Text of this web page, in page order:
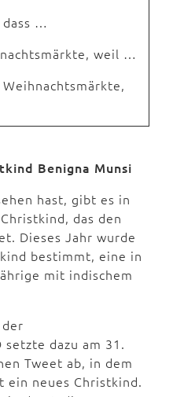
…
weil …
Benigna Munsi
hast, gibt es in
das den
Dieses Jahr wurde
bestimmt, eine in
mit indischem
dazu am 31.
Tweet ab, in dem
ein neues Christkind.